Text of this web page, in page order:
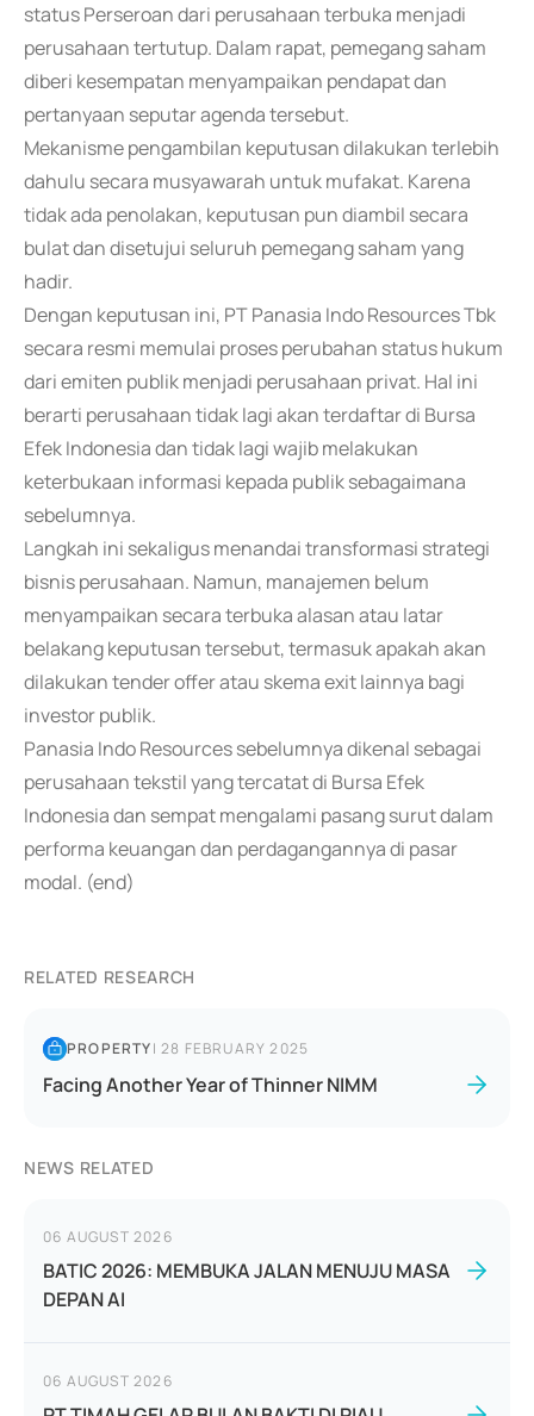
status Perseroan dari perusahaan terbuka menjadi
perusahaan tertutup. Dalam rapat, pemegang saham
diberi kesempatan menyampaikan pendapat dan
pertanyaan seputar agenda tersebut.
Mekanisme pengambilan keputusan dilakukan terlebih
dahulu secara musyawarah untuk mufakat. Karena
tidak ada penolakan, keputusan pun diambil secara
bulat dan disetujui seluruh pemegang saham yang
hadir.
Dengan keputusan ini, PT Panasia Indo Resources Tbk
secara resmi memulai proses perubahan status hukum
dari emiten publik menjadi perusahaan privat. Hal ini
berarti perusahaan tidak lagi akan terdaftar di Bursa
Efek Indonesia dan tidak lagi wajib melakukan
keterbukaan informasi kepada publik sebagaimana
sebelumnya.
Langkah ini sekaligus menandai transformasi strategi
bisnis perusahaan. Namun, manajemen belum
menyampaikan secara terbuka alasan atau latar
belakang keputusan tersebut, termasuk apakah akan
dilakukan tender offer atau skema exit lainnya bagi
investor publik.
Panasia Indo Resources sebelumnya dikenal sebagai
perusahaan tekstil yang tercatat di Bursa Efek
Indonesia dan sempat mengalami pasang surut dalam
performa keuangan dan perdagangannya di pasar
modal. (end)
RELATED RESEARCH
PROPERTY|28 FEBRUARY 2025
Facing Another Year of Thinner NIMM
NEWS RELATED
06 AUGUST 2026
BATIC 2026: MEMBUKA JALAN MENUJU MASA
DEPAN AI
06 AUGUST 2026